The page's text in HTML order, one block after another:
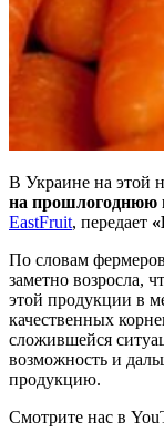
В Украине на этой
на прошлогоднюю
EastFruit, передает
По словам
заметно возросла,
этой продукции в
качественных
сложившейся
возможность и
продукцию.
Смотрите нас в